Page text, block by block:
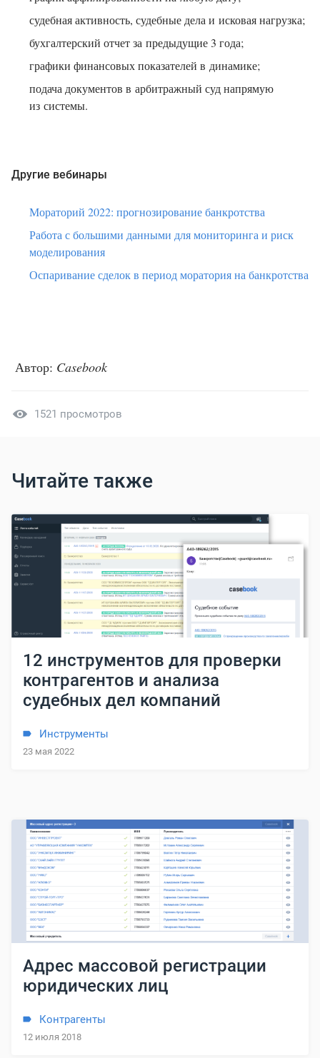
судебная активность, судебные дела и исковая нагрузка;
бухгалтерский отчет за предыдущие 3 года;
графики финансовых показателей в динамике;
подача документов в арбитражный суд напрямую
из системы.
Другие вебинары
Мораторий 2022: прогнозирование банкротства
Работа с большими данными для мониторинга и риск
моделирования
Оспаривание сделок в период моратория на банкротства
Автор: Casebook
1521 просмотров
Читайте также
12 инструментов для проверки
контрагентов и анализа
судебных дел компаний
Инструменты
23 мая 2022
Адрес массовой регистрации
юридических лиц
Контрагенты
12 июля 2018